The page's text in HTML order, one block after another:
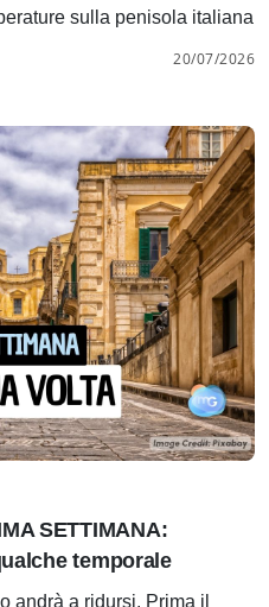
sulla penisola italiana
20/07/2026
SETTIMANA:
temporale
andrà a ridursi. Prima il